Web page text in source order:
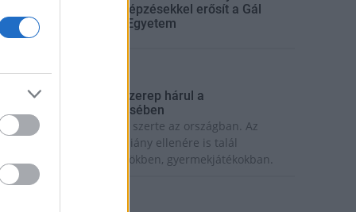
továbbképzésekkel erősít a Gál
Ferenc Egyetem
hírek
A lakosságra is fontos szerep hárul a
szúnyoginvázió elkerülésében
a szúnyogírtás szerte az országban. Az
ázsiai tigrisszúnyog a vízhiány ellenére is talál
szaporodási helyet a vödrökben, gyermekjátékokban.